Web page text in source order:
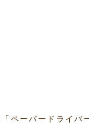
ペーパードライバ